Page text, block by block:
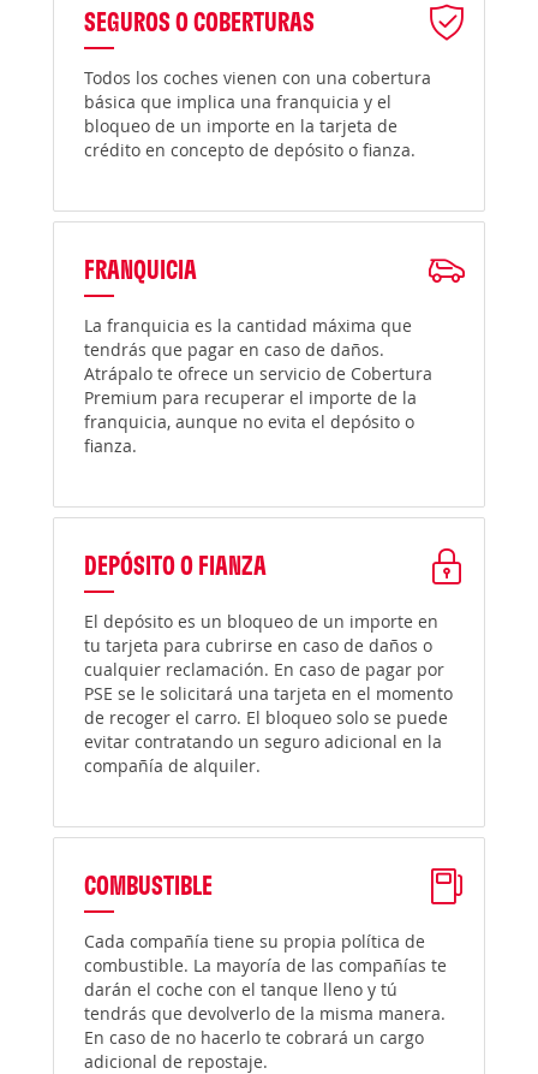
SEGUROS O COBERTURAS
Todos los coches vienen con una cobertura
básica que implica una franquicia y el
bloqueo de un importe en la tarjeta de
crédito en concepto de depósito o fianza.
FRANQUICIA
La franquicia es la cantidad máxima que
tendrás que pagar en caso de daños.
Atrápalo te ofrece un servicio de Cobertura
Premium para recuperar el importe de la
franquicia, aunque no evita el depósito o
fianza.
DEPÓSITO O FIANZA
El depósito es un bloqueo de un importe en
tu tarjeta para cubrirse en caso de daños o
cualquier reclamación. En caso de pagar por
PSE se le solicitará una tarjeta en el momento
de recoger el carro. El bloqueo solo se puede
evitar contratando un seguro adicional en la
compañía de alquiler.
COMBUSTIBLE
Cada compañía tiene su propia política de
combustible. La mayoría de las compañías te
darán el coche con el tanque lleno y tú
tendrás que devolverlo de la misma manera.
En caso de no hacerlo te cobrará un cargo
adicional de repostaje.